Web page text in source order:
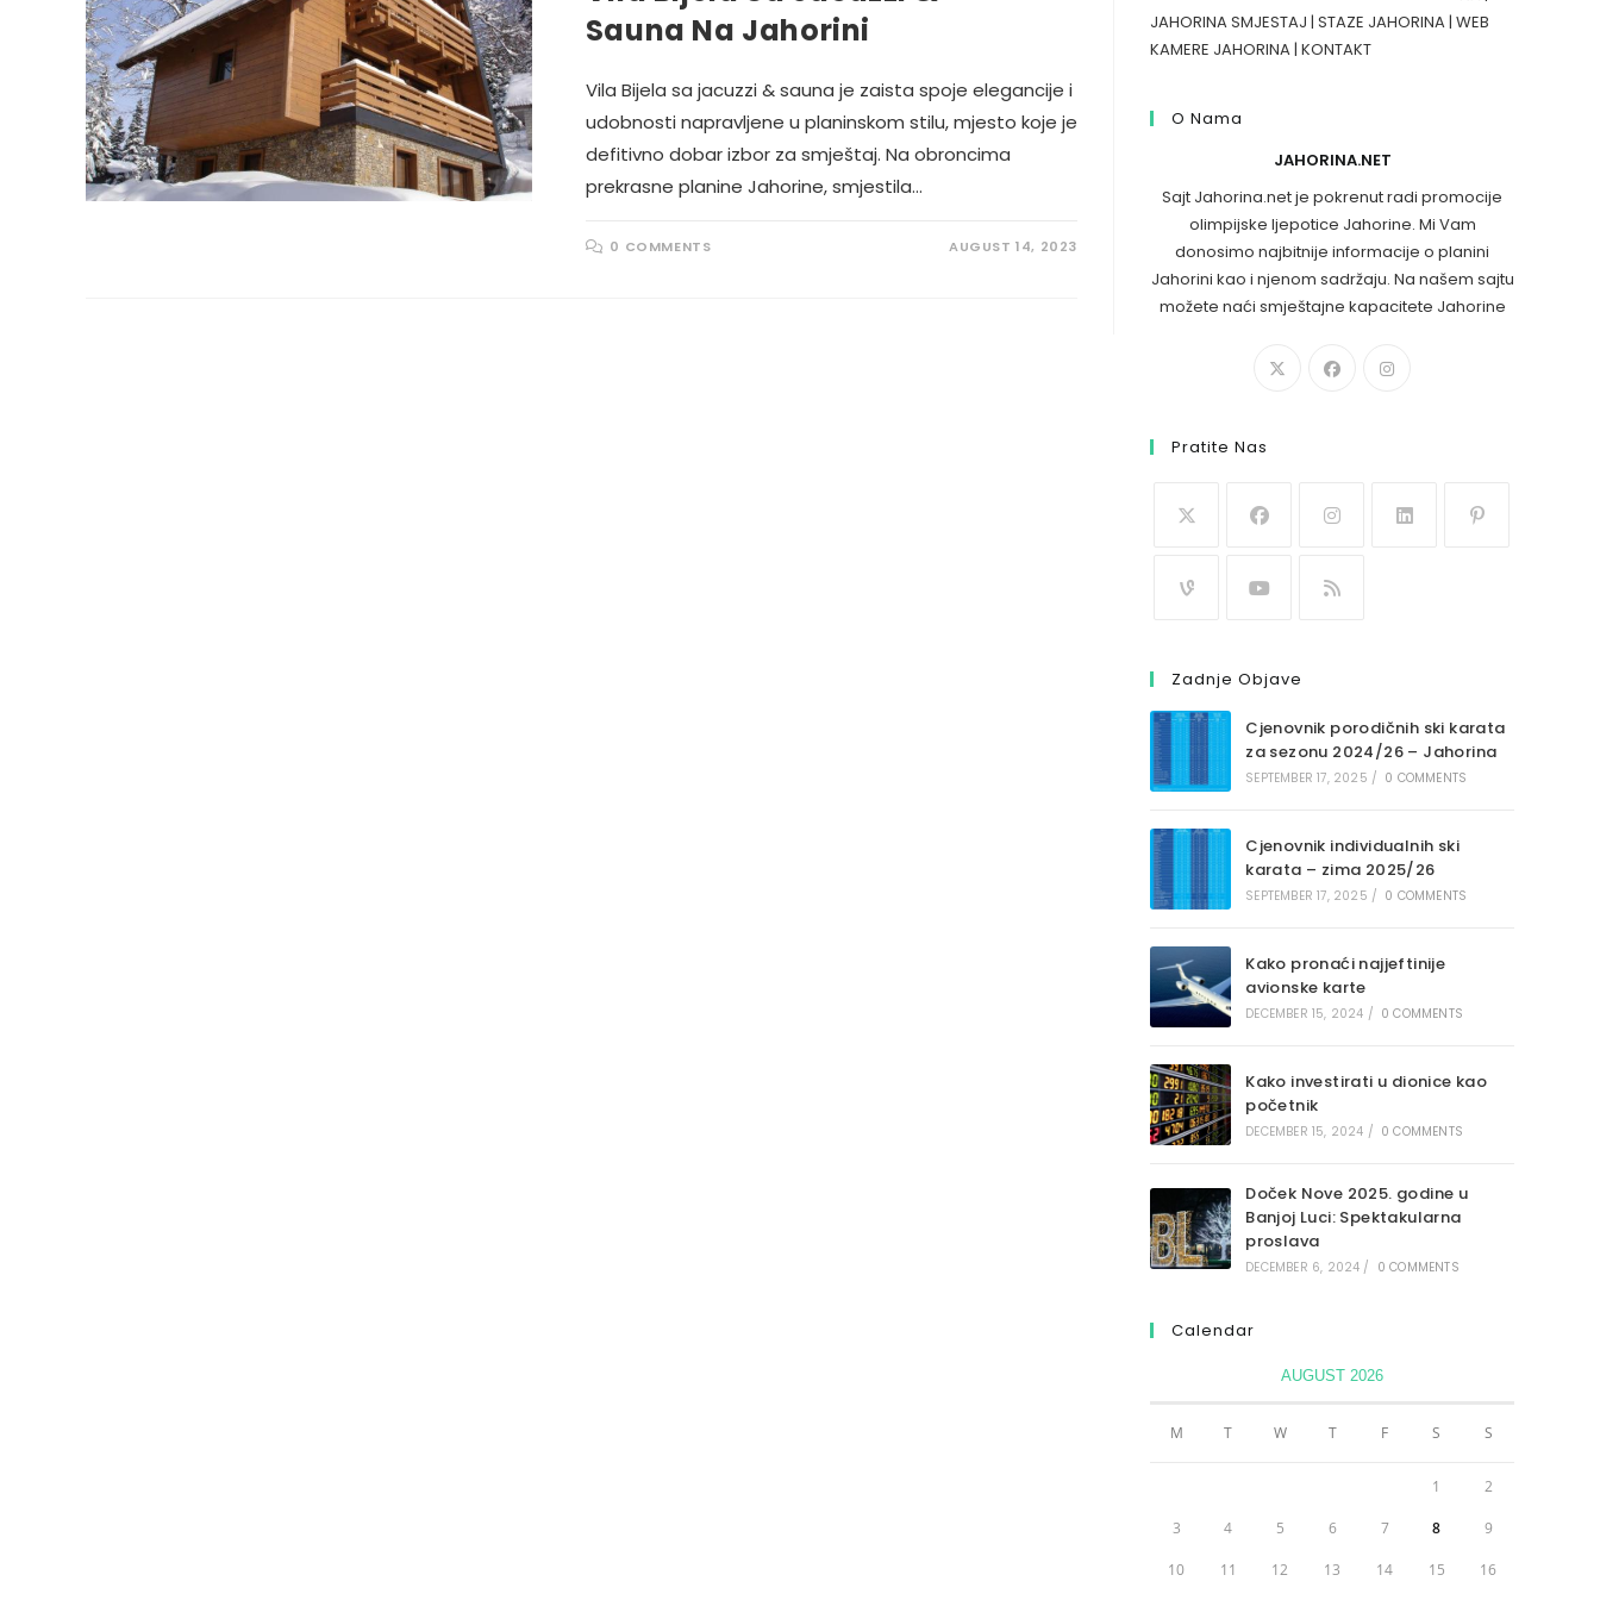
Sauna Na Jahorini
Vila Bijela sa jacuzzi & sauna je zaista spoje elegancije i
udobnosti napravljene u planinskom stilu, mjesto koje je
defitivno dobar izbor za smještaj. Na obroncima
prekrasne planine Jahorine, smjestila…
0 COMMENTS AUGUST 14, 2023
JAHORINA SMJESTAJ | STAZE JAHORINA| WEB
KAMERE JAHORINA| KONTAKT
O Nama
JAHORINA.NET
Sajt Jahorina.net je pokrenut radi promocije
olimpijske ljepotice Jahorine. Mi Vam
donosimo najbitnije informacije o planini
Jahorini kao i njenom sadržaju. Na našem sajtu
možete naći smještajne kapacitete Jahorine
Pratite Nas
Zadnje Objave
Cjenovnik porodičnih ski karata
za sezonu 2024/26 – Jahorina
SEPTEMBER 17, 2025 / 0 COMMENTS
Cjenovnik individualnih ski
karata – zima 2025/26
SEPTEMBER 17, 2025 / 0 COMMENTS
Kako pronaći najjeftinije
avionske karte
DECEMBER 15, 2024 / 0 COMMENTS
Kako investirati u dionice kao
početnik
DECEMBER 15, 2024 / 0 COMMENTS
Doček Nove 2025. godine u
Banjoj Luci: Spektakularna
proslava
DECEMBER 6, 2024 / 0 COMMENTS
Calendar
AUGUST 2026
M T W T F S S
1 2
3 4 5 6 7 8 9
10 11 12 13 14 15 16